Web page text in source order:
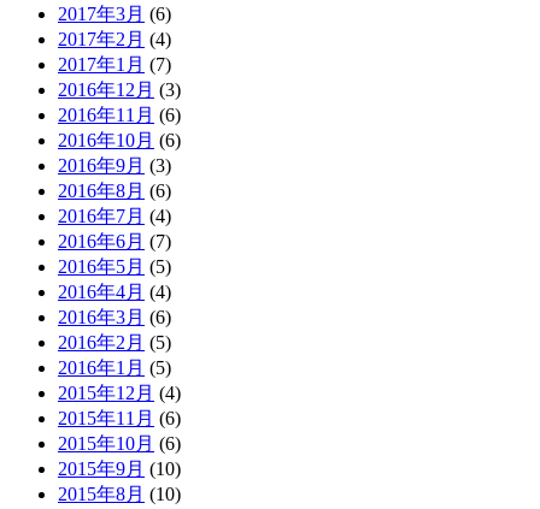
2017年3月 (6)
2017年2月 (4)
2017年1月 (7)
2016年12月 (3)
2016年11月 (6)
2016年10月 (6)
2016年9月 (3)
2016年8月 (6)
2016年7月 (4)
2016年6月 (7)
2016年5月 (5)
2016年4月 (4)
2016年3月 (6)
2016年2月 (5)
2016年1月 (5)
2015年12月 (4)
2015年11月 (6)
2015年10月 (6)
2015年9月 (10)
2015年8月 (10)